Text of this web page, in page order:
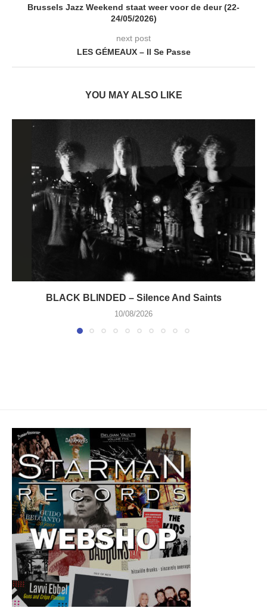
Brussels Jazz Weekend staat weer voor de deur (22-
24/05/2026)
next post
LES GÉMEAUX – Il Se Passe
YOU MAY ALSO LIKE
BLACK BLINDED – Silence And Saints
10/08/2026